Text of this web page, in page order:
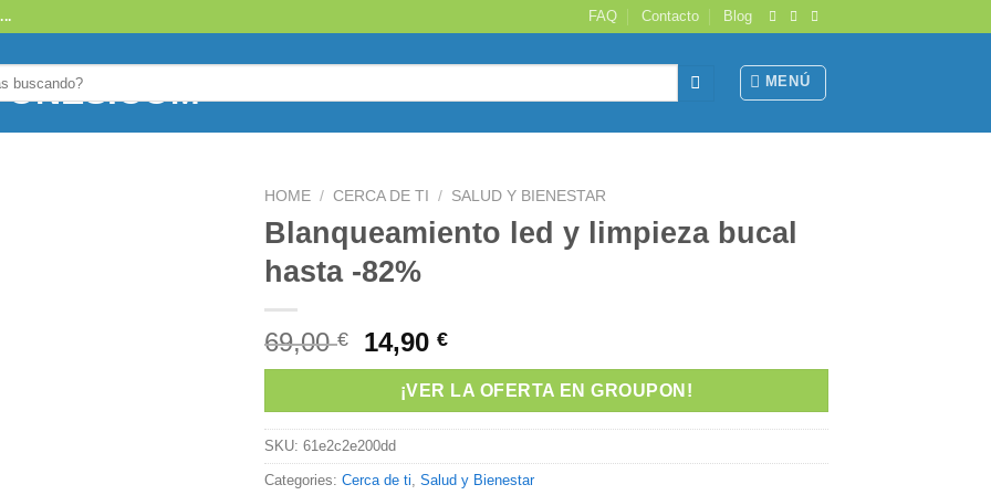
FAQ Contacto Blog
MENÚ
HOME / CERCA DE TI / SALUD Y BIENESTAR
Blanqueamiento led y limpieza bucal
hasta -82%
69,00€ 14,90€
¡VER LA OFERTA EN GROUPON!
SKU: 61e2c2e200dd
Categories: Cerca de ti, Salud y Bienestar